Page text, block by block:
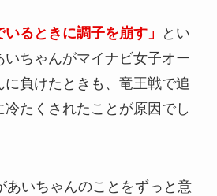
いるときに調子を崩す」
とい
いちゃんがマイナビ女子オー
負けたときも、竜王戦で追
たくされたことが原因でし
あいちゃんのことをずっと意